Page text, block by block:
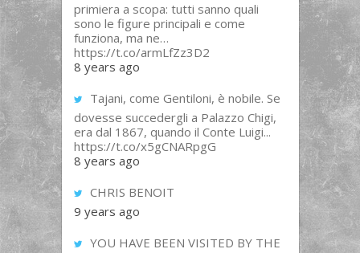
primiera a scopa: tutti sanno quali
sono le figure principali e come
funziona, ma ne…
https://t.co/armLfZz3D2
8 years ago
Tajani, come Gentiloni, è nobile. Se
dovesse succedergli a Palazzo Chigi,
era dal 1867, quando il Conte Luigi...
https://t.co/x5gCNARpgG
8 years ago
CHRIS BENOIT
9 years ago
YOU HAVE BEEN VISITED BY THE